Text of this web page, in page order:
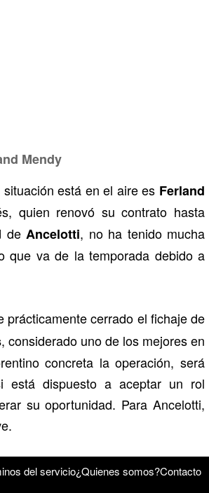
Mendy
está en el aire es Ferland
quien renovó su contrato hasta
de Ancelotti, no ha tenido mucha
que va de la temporada debido a
prácticamente cerrado el fichaje de
, considerado uno de los mejores en
concreta la operación, será
está dispuesto a aceptar un rol
su oportunidad. Para Ancelotti,
del servicio¿Quienes somos?Contacto